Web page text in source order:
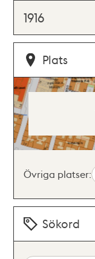
1916
Plats
Övriga platser:
Sökord